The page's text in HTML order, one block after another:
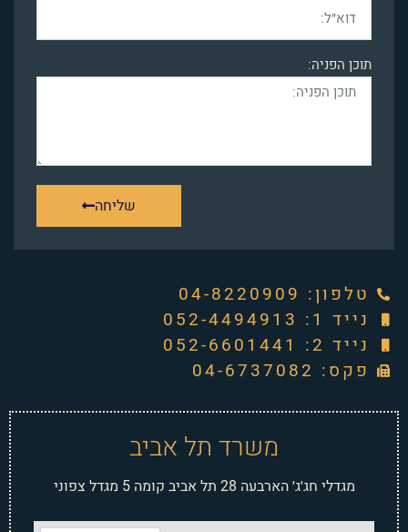
תוכן הפניה:
שליחה
טלפון: ‭04-8220909‬
נייד 1: 052-4494913
נייד 2: 052-6601441
פקס: 04-6737082
משרד תל אביב
מגדלי חג׳ג׳ הארבעה 28 תל אביב קומה 5 מגדל צפוני